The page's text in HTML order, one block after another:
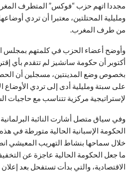
مجددا اتهم حزب “فوكس” المتطرف
ومليلية المحتلتين، معتبرا أن تردي
من طرف المغرب.
أكتوبر أن حكومة سانشيز لم تتقدم بأي
بخصوص وضع المدينتين، مسجلين أن
على سبتة ومليلية أدى إلى تردي الأوضاع
لإستراتيجية مركزية تتناسب مع حاجيات
وفي سياق متصل أشارت النائبة البرلمانية
الحكومة الإسبانية الحالية متورطة في هذه
خلال سماحها بنشاط التهريب المعيشي
ما جعل الحكومة الحالية عاجزة عن
الاقتصادية، والتي بدأت تستفحل بعد